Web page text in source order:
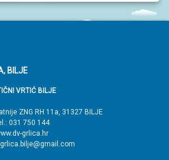
BILJE
VRTIĆ BILJE
ZNG RH 11a, 31327 BILJE
031 750 144
grlica.hr